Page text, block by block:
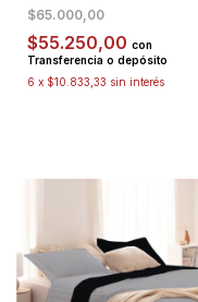
$65.000,00
$55.250,00 con
Transferencia o depósito
6 x $10.833,33 sin interés